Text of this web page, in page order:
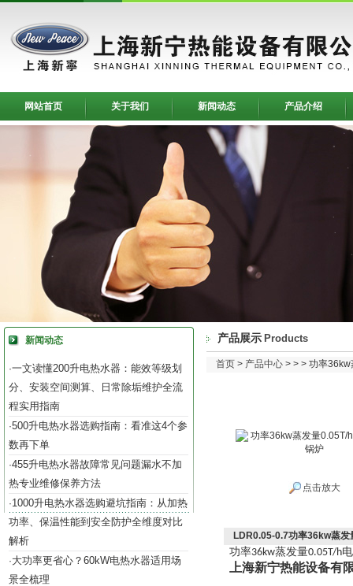
网站首页 关于我们 新闻动态 产品介绍
新闻动态
·一文读懂200升电热水器：能效等级划
分、安装空间测算、日常除垢维护全流
程实用指南
·500升电热水器选购指南：看准这4个参
数再下单
·455升电热水器故障常见问题漏水不加
热专业维修保养方法
·1000升电热水器选购避坑指南：从加热
功率、保温性能到安全防护全维度对比
解析
·大功率更省心？60kW电热水器适用场
景全梳理
产品展示 Products
首页 > 产品中心 > > > 功率
点击放大
LDR0.05-0.7功率36kw蒸
功率36kw蒸发量0.05T/h
上海新宁热能设备有